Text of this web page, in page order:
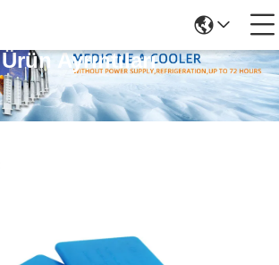
Ürün Ayrıntıları